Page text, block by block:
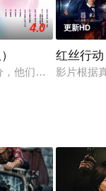
·斯考达里奥,杰弗
4.0
，他们本是玉帝身边
更新HD
红丝行动
影片根据